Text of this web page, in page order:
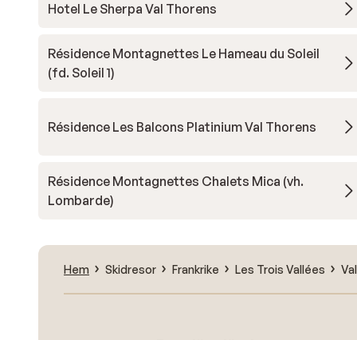
Hotel Le Sherpa Val Thorens
Résidence Montagnettes Le Hameau du Soleil
(fd. Soleil 1)
Résidence Les Balcons Platinium Val Thorens
Résidence Montagnettes Chalets Mica (vh.
Lombarde)
Hem Skidresor Frankrike Les Trois Vallées